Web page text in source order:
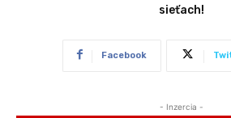
sieťach!
Facebook
- Inzercia -